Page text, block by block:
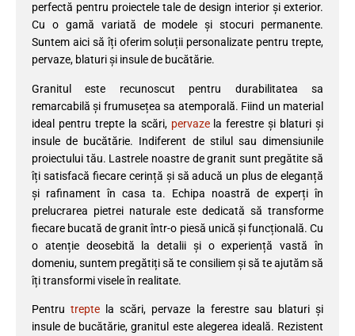
perfectă pentru proiectele tale de design interior și exterior.
Cu o gamă variată de modele și stocuri permanente.
Suntem aici să îți oferim soluții personalizate pentru trepte,
pervaze, blaturi și insule de bucătărie.
Granitul este recunoscut pentru durabilitatea sa
remarcabilă și frumusețea sa atemporală. Fiind un material
ideal pentru trepte la scări, pervazela ferestre și blaturi și
insule de bucătărie. Indiferent de stilul sau dimensiunile
proiectului tău. Lastrele noastre de granit sunt pregătite să
îți satisfacă fiecare cerință și să aducă un plus de eleganță
și rafinament în casa ta. Echipa noastră de experți în
prelucrarea pietrei naturale este dedicată să transforme
fiecare bucată de granit într-o piesă unică și funcțională. Cu
o atenție deosebită la detalii și o experiență vastă în
domeniu, suntem pregătiți să te consiliem și să te ajutăm să
îți transformi visele în realitate.
Pentrutrepte la scări, pervaze la ferestre sau blaturi și
insule de bucătărie, granitul este alegerea ideală. Rezistent